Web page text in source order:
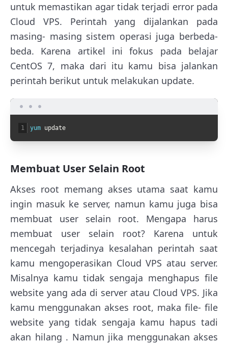
untuk memastikan agar tidak terjadi error pada
Cloud VPS. Perintah yang dijalankan pada
masing- masing sistem operasi juga berbeda-
beda. Karena artikel ini fokus pada belajar
CentOS 7, maka dari itu kamu bisa jalankan
perintah berikut untuk melakukan update.
1 yum update
Membuat User Selain Root
Akses root memang akses utama saat kamu
ingin masuk ke server, namun kamu juga bisa
membuat user selain root. Mengapa harus
membuat user selain root? Karena untuk
mencegah terjadinya kesalahan perintah saat
kamu mengoperasikan Cloud VPS atau server.
Misalnya kamu tidak sengaja menghapus file
website yang ada di server atau Cloud VPS. Jika
kamu menggunakan akses root, maka file- file
website yang tidak sengaja kamu hapus tadi
akan hilang . Namun jika menggunakan akses